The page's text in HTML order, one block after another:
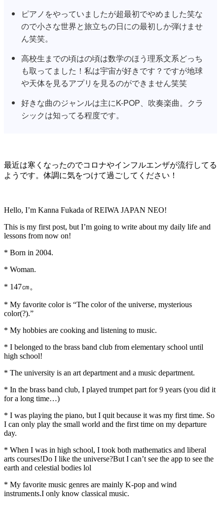
ピアノをやっていましたが超最初でやめました笑な
ので小さな世界と旅立ちの日にの最初しか弾けませ
ん笑笑。
高校生までの頃はの頃は数学のほう理系文系どっち
も取ってました！私は宇宙が好きです？ですが地球
や天体を見るアプリを見るのができません笑笑
好きな曲のジャンルは主にK-POP、吹奏楽曲。クラ
シックは知ってる程度です。
最近は寒くなったのでコロナやインフルエンザが流行してる
ようです。体調に気をつけて過ごしてください！
Hello, I’m Kanna Fukada of REIWA JAPAN NEO!
This is my first post, but I’m going to write about my daily life and
lessons from now on!
* Born in 2004.
* Woman.
* 147㎝。
* My favorite color is “The color of the universe, mysterious
color(?).”
* My hobbies are cooking and listening to music.
* I belonged to the brass band club from elementary school until
high school!
* The university is an art department and a music department.
* In the brass band club, I played trumpet part for 9 years (you did it
for a long time…)
* I was playing the piano, but I quit because it was my first time. So
I can only play the small world and the first time on my departure
day.
* When I was in high school, I took both mathematics and liberal
arts courses!Do I like the universe?But I can’t see the app to see the
earth and celestial bodies lol
* My favorite music genres are mainly K-pop and wind
instruments.I only know classical music.